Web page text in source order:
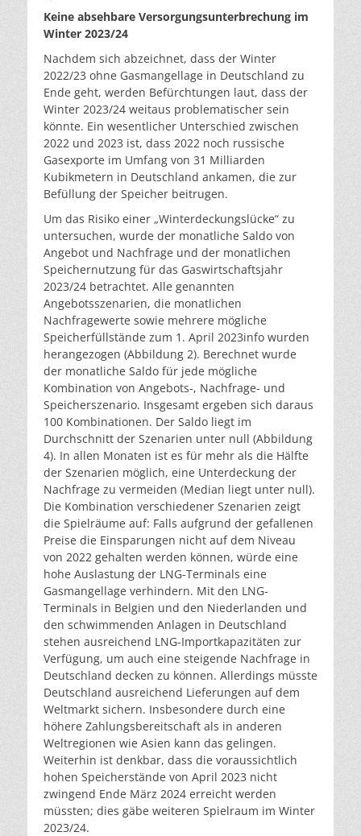
Keine absehbare Versorgungsunterbrechung im
Winter 2023/24
Nachdem sich abzeichnet, dass der Winter
2022/23 ohne Gasmangellage in Deutschland zu
Ende geht, werden Befürchtungen laut, dass der
Winter 2023/24 weitaus problematischer sein
könnte. Ein wesentlicher Unterschied zwischen
2022 und 2023 ist, dass 2022 noch russische
Gasexporte im Umfang von 31 Milliarden
Kubikmetern in Deutschland ankamen, die zur
Befüllung der Speicher beitrugen.
Um das Risiko einer „Winterdeckungslücke“ zu
untersuchen, wurde der monatliche Saldo von
Angebot und Nachfrage und der monatlichen
Speichernutzung für das Gaswirtschaftsjahr
2023/24 betrachtet. Alle genannten
Angebotsszenarien, die monatlichen
Nachfragewerte sowie mehrere mögliche
Speicherfüllstände zum 1. April 2023info wurden
herangezogen (Abbildung 2). Berechnet wurde
der monatliche Saldo für jede mögliche
Kombination von Angebots-, Nachfrage- und
Speicherszenario. Insgesamt ergeben sich daraus
100 Kombinationen. Der Saldo liegt im
Durchschnitt der Szenarien unter null (Abbildung
4). In allen Monaten ist es für mehr als die Hälfte
der Szenarien möglich, eine Unterdeckung der
Nachfrage zu vermeiden (Median liegt unter null).
Die Kombination verschiedener Szenarien zeigt
die Spielräume auf: Falls aufgrund der gefallenen
Preise die Einsparungen nicht auf dem Niveau
von 2022 gehalten werden können, würde eine
hohe Auslastung der LNG-Terminals eine
Gasmangellage verhindern. Mit den LNG-
Terminals in Belgien und den Niederlanden und
den schwimmenden Anlagen in Deutschland
stehen ausreichend LNG-Importkapazitäten zur
Verfügung, um auch eine steigende Nachfrage in
Deutschland decken zu können. Allerdings müsste
Deutschland ausreichend Lieferungen auf dem
Weltmarkt sichern. Insbesondere durch eine
höhere Zahlungsbereitschaft als in anderen
Weltregionen wie Asien kann das gelingen.
Weiterhin ist denkbar, dass die voraussichtlich
hohen Speicherstände von April 2023 nicht
zwingend Ende März 2024 erreicht werden
müssten; dies gäbe weiteren Spielraum im Winter
2023/24.